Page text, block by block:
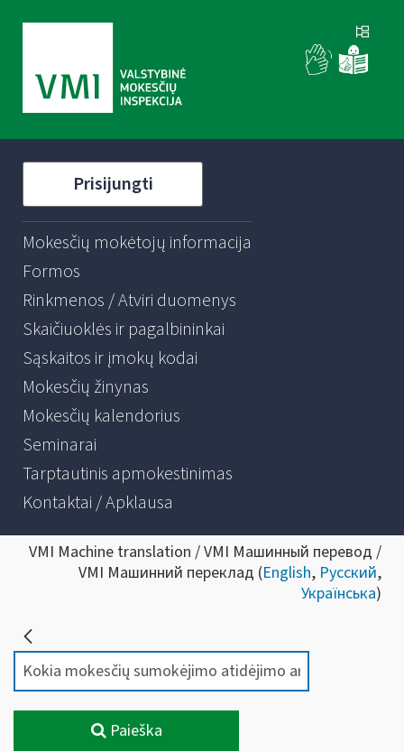
Prisijungti
Mokesčių mokėtojų informacija
Formos
Rinkmenos / Atviri duomenys
Skaičiuoklės ir pagalbininkai
Sąskaitos ir įmokų kodai
Mokesčių žinynas
Mokesčių kalendorius
Seminarai
Tarptautinis apmokestinimas
Kontaktai / Apklausa
VMI Machine translation / VMI Машинный перевод /
VMI Машинний переклад (English, Русский,
Українська)
Paieška